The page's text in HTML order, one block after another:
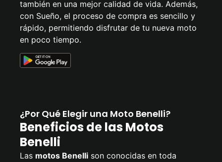
también en una mejor calidad de vida. Además,
con Sueño, el proceso de compra es sencillo y
rápido, permitiendo disfrutar de tu nueva moto
en poco tiempo.
¿Por Qué Elegir una Moto Benelli?
Beneficios de las Motos
Benelli
Las motos Benelli son conocidas en toda